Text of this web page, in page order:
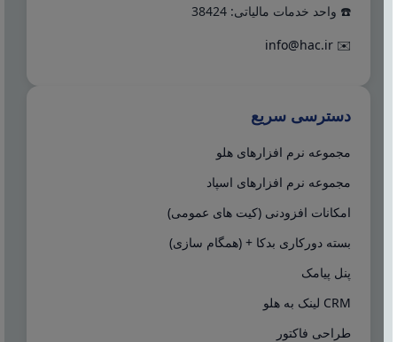
☎️ واحد خدمات مالیاتی: 38424
✉️
info@hac.ir
دسترسی سریع
مجموعه نرم افزارهای هلو
مجموعه نرم افزارهای اسپاد
امکانات افزودنی (کیت های عمومی)
بسته دورکاری بدکا + (همگام سازی)
پنل پیامک
CRM لینک به هلو
طراحی فاکتور